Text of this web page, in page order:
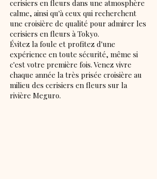
cerisiers en fleurs dans une atmosphère
calme, ainsi qu'à ceux qui recherchent
une croisière de qualité pour admirer les
cerisiers en fleurs à Tokyo.
Évitez la foule et profitez d'une
expérience en toute sécurité, même si
c'est votre première fois. Venez vivre
chaque année la très prisée croisière au
milieu des cerisiers en fleurs sur la
rivière Meguro.